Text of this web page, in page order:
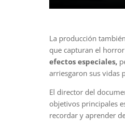
La producción
que capturan el
efectos especiales,
arriesgaron sus vidas
El director del
objetivos principales
recordar y aprender